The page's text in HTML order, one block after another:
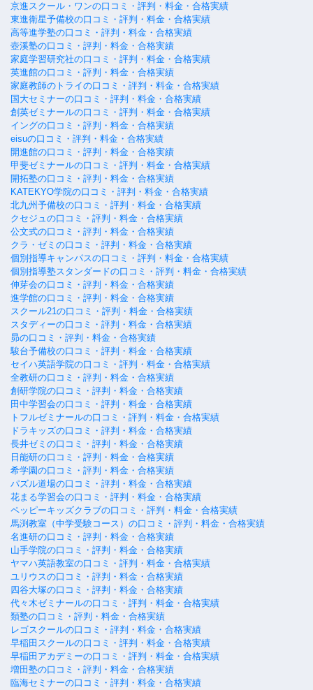
京進スクール・ワンの口コミ・評判・料金・合格実績
東進衛星予備校の口コミ・評判・料金・合格実績
高等進学塾の口コミ・評判・料金・合格実績
壺溪塾の口コミ・評判・料金・合格実績
家庭学習研究社の口コミ・評判・料金・合格実績
英進館の口コミ・評判・料金・合格実績
家庭教師のトライの口コミ・評判・料金・合格実績
国大セミナーの口コミ・評判・料金・合格実績
創英ゼミナールの口コミ・評判・料金・合格実績
イングの口コミ・評判・料金・合格実績
eisuの口コミ・評判・料金・合格実績
開進館の口コミ・評判・料金・合格実績
甲斐ゼミナールの口コミ・評判・料金・合格実績
開拓塾の口コミ・評判・料金・合格実績
KATEKYO学院の口コミ・評判・料金・合格実績
北九州予備校の口コミ・評判・料金・合格実績
クセジュの口コミ・評判・料金・合格実績
公文式の口コミ・評判・料金・合格実績
クラ・ゼミの口コミ・評判・料金・合格実績
個別指導キャンパスの口コミ・評判・料金・合格実績
個別指導塾スタンダードの口コミ・評判・料金・合格実績
伸芽会の口コミ・評判・料金・合格実績
進学館の口コミ・評判・料金・合格実績
スクール21の口コミ・評判・料金・合格実績
スタディーの口コミ・評判・料金・合格実績
昴の口コミ・評判・料金・合格実績
駿台予備校の口コミ・評判・料金・合格実績
セイハ英語学院の口コミ・評判・料金・合格実績
全教研の口コミ・評判・料金・合格実績
創研学院の口コミ・評判・料金・合格実績
田中学習会の口コミ・評判・料金・合格実績
トフルゼミナールの口コミ・評判・料金・合格実績
ドラキッズの口コミ・評判・料金・合格実績
長井ゼミの口コミ・評判・料金・合格実績
日能研の口コミ・評判・料金・合格実績
希学園の口コミ・評判・料金・合格実績
パズル道場の口コミ・評判・料金・合格実績
花まる学習会の口コミ・評判・料金・合格実績
ペッピーキッズクラブの口コミ・評判・料金・合格実績
馬渕教室（中学受験コース）の口コミ・評判・料金・合格実績
名進研の口コミ・評判・料金・合格実績
山手学院の口コミ・評判・料金・合格実績
ヤマハ英語教室の口コミ・評判・料金・合格実績
ユリウスの口コミ・評判・料金・合格実績
四谷大塚の口コミ・評判・料金・合格実績
代々木ゼミナールの口コミ・評判・料金・合格実績
類塾の口コミ・評判・料金・合格実績
レゴスクールの口コミ・評判・料金・合格実績
早稲田スクールの口コミ・評判・料金・合格実績
早稲田アカデミーの口コミ・評判・料金・合格実績
増田塾の口コミ・評判・料金・合格実績
臨海セミナーの口コミ・評判・料金・合格実績